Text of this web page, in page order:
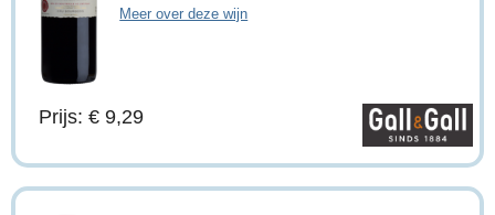
Meer over deze wijn
Prijs: € 9,29